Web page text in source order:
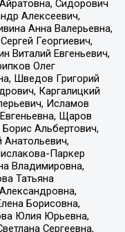
Сидорович
Алексеевич,
Анна Валерьевна,
Георгиевич,
Виталий Евгеньевич,
Олег
Шведов Григорий
Каргалицкий
Исламов
Щаров
Альбертович,
Анатольевич,
Паркер
Владимировна,
Татьяна
Борисовна,
Юлия Юрьевна,
Сергеевна,